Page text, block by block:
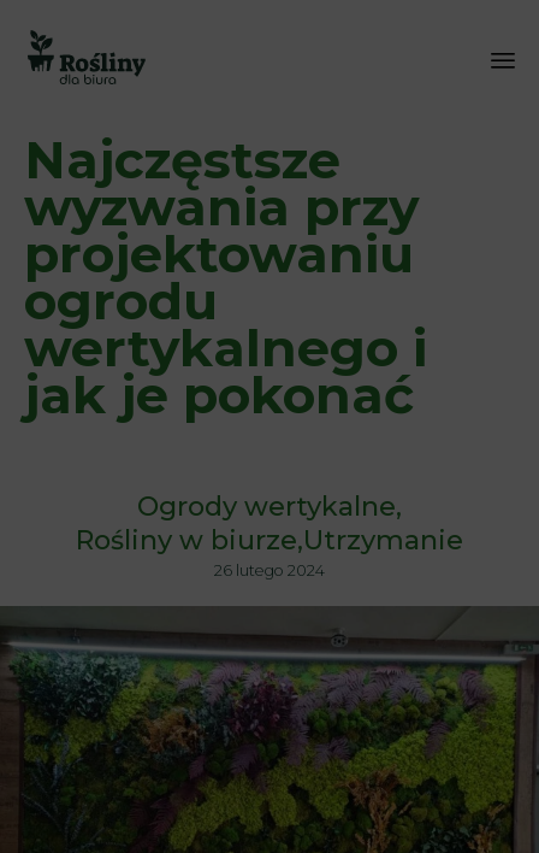
Najczęstsze
wyzwania przy
projektowaniu
ogrodu
wertykalnego i
jak je pokonać
Ogrody wertykalne
Rośliny w biurze Utrzymanie
26 lutego 2024